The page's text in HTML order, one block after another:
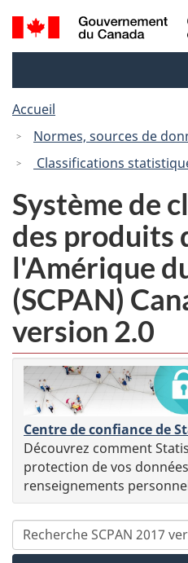
Recherche
et
Accueil
Normes, sources de
Classifications
Système de
des produits
l'Amérique
(SCPAN)
version 2.0
Centre de confiance de
Découvrez comment
protection de vos
renseignements